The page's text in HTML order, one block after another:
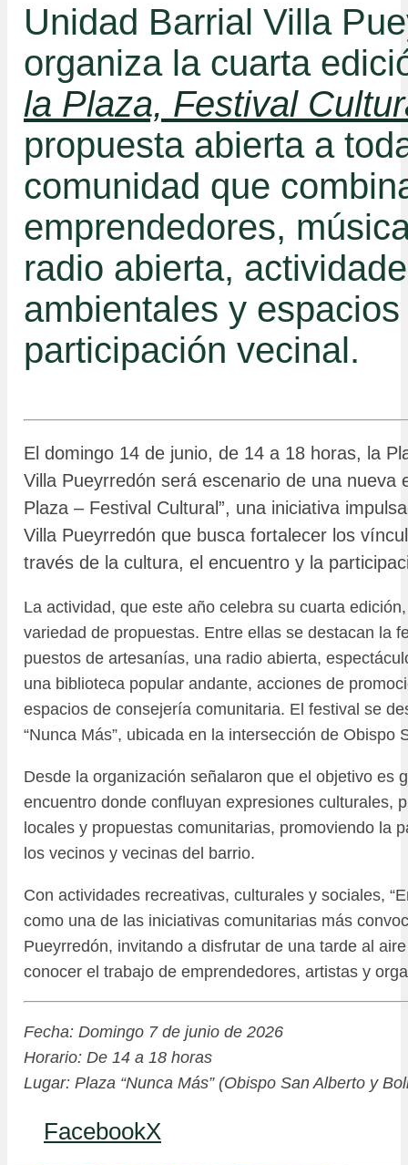
Unidad Barrial Villa
organiza la cuarta
la Plaza, Festival
propuesta abierta a
comunidad que
emprendedores,
radio abierta,
ambientales y
participación vecinal.
El domingo 14 de junio, de 14 a 18 horas, la
Villa Pueyrredón será escenario de una nueva
Plaza – Festival Cultural”, una iniciativa
Villa Pueyrredón que busca fortalecer los
través de la cultura, el encuentro y la
La actividad, que este año celebra su cuarta
variedad de propuestas. Entre ellas se destacan la
puestos de artesanías, una radio abierta,
una biblioteca popular andante, acciones de
espacios de consejería comunitaria. El festival se
“Nunca Más”, ubicada en la intersección de Obispo
Desde la organización señalaron que el objetivo es
encuentro donde confluyan expresiones culturales,
locales y propuestas comunitarias, promoviendo la
los vecinos y vecinas del barrio.
Con actividades recreativas, culturales y sociales,
como una de las iniciativas comunitarias más
Pueyrredón, invitando a disfrutar de una tarde al
conocer el trabajo de emprendedores, artistas y
Fecha: Domingo 7 de junio de 2026
Horario: De 14 a 18 horas
Lugar: Plaza “Nunca Más” (Obispo San Alberto y
FacebookX